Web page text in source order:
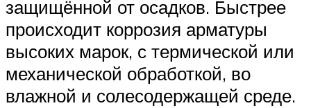
защищённой от осадков. Быстрее
происходит коррозия арматуры
высоких марок, с термической или
механической обработкой, во
влажной и солесодержащей среде.